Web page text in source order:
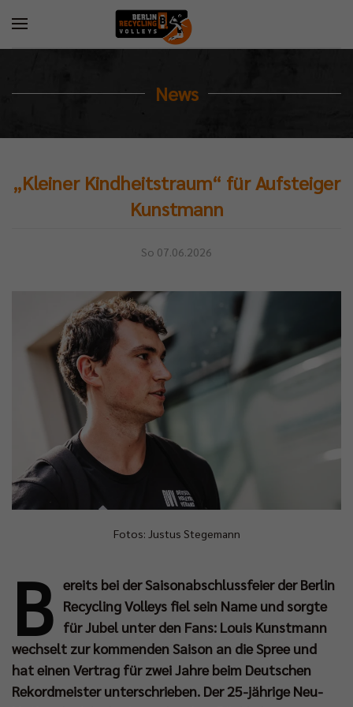
News
„Kleiner Kindheitstraum“ für Aufsteiger
Kunstmann
So 07.06.2026
Fotos: Justus Stegemann
B ereits bei der Saisonabschlussfeier der Berlin
Recycling Volleys fiel sein Name und sorgte
für Jubel unter den Fans: Louis Kunstmann
wechselt zur kommenden Saison an die Spree und
hat einen Vertrag für zwei Jahre beim Deutschen
Rekordmeister unterschrieben. Der 25-jährige Neu-